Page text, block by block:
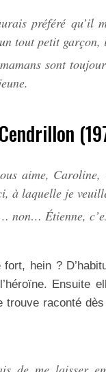
préféré qu’il
tout petit garçon,
sont
aime, Caroline,
à laquelle je
non… Étienne,
fort, hein ?
Ensuite
raconté dès